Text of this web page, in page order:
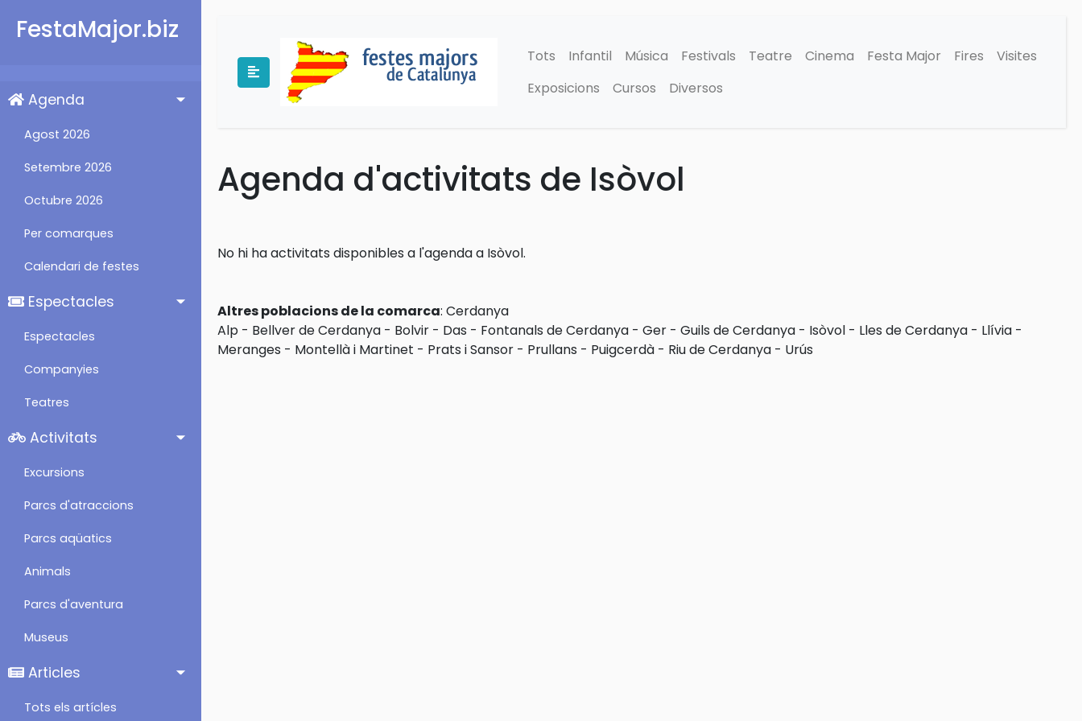
FestaMajor.biz
Agenda
Agost 2026
Setembre 2026
Octubre 2026
Per comarques
Calendari de festes
Espectacles
Espectacles
Companyies
Teatres
Activitats
Excursions
Parcs d'atraccions
Parcs aqüatics
Animals
Parcs d'aventura
Museus
Articles
Tots els artícles
Tots Infantil Música Festivals Teatre Cinema Festa Major Fires
Visites
Exposicions
Cursos Diversos
Agenda d'activitats de Isòvol
No hi ha activitats disponibles a l'agenda a Isòvol.
Altres poblacions de la comarca: Cerdanya
Alp - Bellver de Cerdanya - Bolvir - Das - Fontanals de Cerdanya - Ger - Guils de Cerdanya - Isòvol - Lles de Cerdanya - Llívia -
Meranges - Montellà i Martinet - Prats i Sansor - Prullans - Puigcerdà - Riu de Cerdanya - Urús